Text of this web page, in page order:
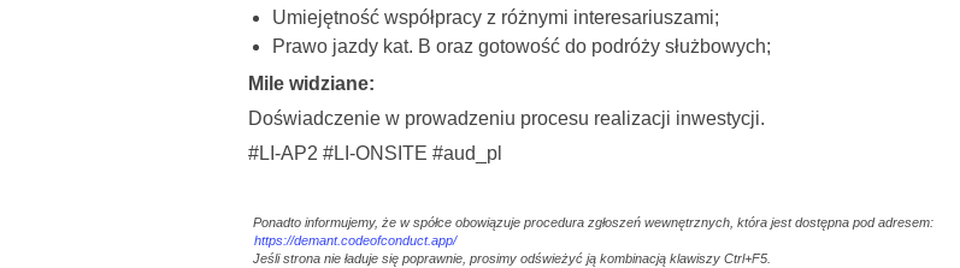
Umiejętność współpracy z różnymi interesariuszami;
Prawo jazdy kat. B oraz gotowość do podróży służbowych;
Mile widziane:
Doświadczenie w prowadzeniu procesu realizacji inwestycji.
#LI-AP2 #LI-ONSITE #aud_pl
Ponadto informujemy, że w spółce obowiązuje procedura zgłoszeń wewnętrznych, która jest dostępna pod adresem:
https://demant.codeofconduct.app/
Jeśli strona nie ładuje się poprawnie, prosimy odświeżyć ją kombinacją klawiszy Ctrl+F5.